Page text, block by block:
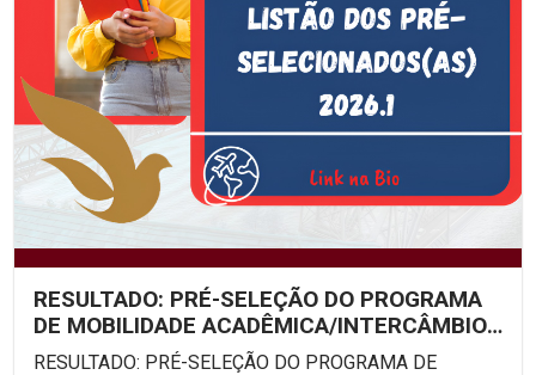
RESULTADO: PRÉ-SELEÇÃO DO PROGRAMA
DE MOBILIDADE ACADÊMICA/INTERCÂMBIO
ESTUDANTIL UNICAP – EDITAL...
RESULTADO: PRÉ-SELEÇÃO DO PROGRAMA DE